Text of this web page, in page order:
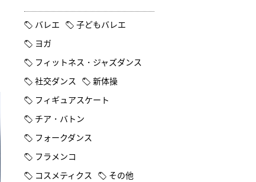
バレエ
子どもバレエ
ヨガ
フィットネス・ジャズダンス
社交ダンス
新体操
フィギュアスケート
チア・バトン
フォークダンス
フラメンコ
コスメティクス
その他